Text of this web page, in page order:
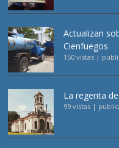
Actualizan
Cienfuegos
150 vistas |
La regenta
99 vistas |